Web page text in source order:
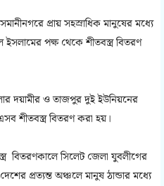
প্রায় সহস্রাধিক মানুষের মধ্যে
পক্ষ থেকে শীতবস্ত্র বিতরণ
দয়ামীর ও তাজপুর দুই ইউনিয়নের
শীতবস্ত্র বিতরণ করা হয়।
বিতরণকালে সিলেট জেলা যুবলীগের
প্রত‌্যন্ত অঞ্চলে মানুষ ঠান্ডার মধ্যে